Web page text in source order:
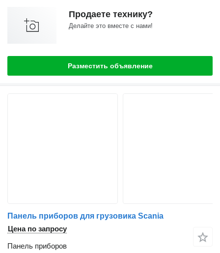
Продаете технику?
Делайте это вместе с нами!
Разместить объявление
Панель приборов для грузовика Scania
Цена по запросу
Панель приборов